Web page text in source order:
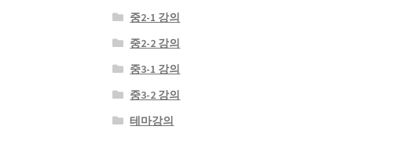
중2-1 강의
중2-2 강의
중3-1 강의
중3-2 강의
테마강의